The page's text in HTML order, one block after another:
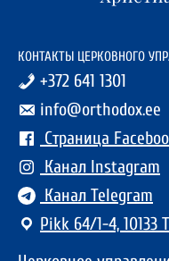
КОНТАКТЫ ЦЕРКОВНОГО
+372 641 1301
info@orthodox.ee
Страница
Канал Instagram
Канал Telegram
Pikk 64/1-4, 10133